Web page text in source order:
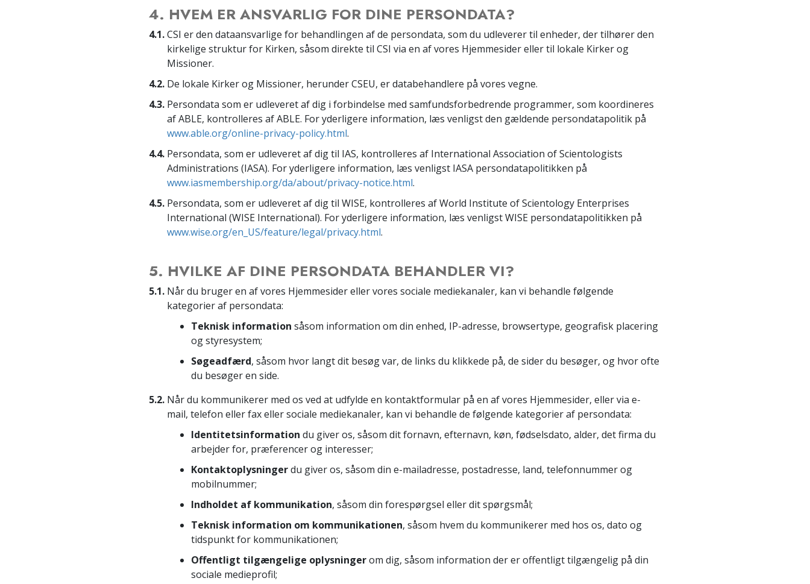
4. HVEM ER ANSVARLIG FOR DINE PERSONDATA?
4.1.CSI er den dataansvarlige for behandlingen af de persondata, som du udleverer til enheder, der tilhører den
kirkelige struktur for Kirken, såsom direkte til CSI via en af vores Hjemmesider eller til lokale Kirker og
Missioner.
4.2. De lokale Kirker og Missioner, herunder CSEU, er databehandlere på vores vegne.
4.3. Persondata som er udleveret af dig i forbindelse med samfundsforbedrende programmer, som koordineres
af ABLE, kontrolleres af ABLE. For yderligere information, læs venligst den gældende persondatapolitik på
www.able.org/online-privacy-policy.html.
4.4. Persondata, som er udleveret af dig til IAS, kontrolleres af International Association of Scientologists
Administrations (IASA). For yderligere information, læs venligst IASA persondatapolitikken på
www.iasmembership.org/da/about/privacy-notice.html.
4.5. Persondata, som er udleveret af dig til WISE, kontrolleres af World Institute of Scientology Enterprises
International (WISE International). For yderligere information, læs venligst WISE persondatapolitikken på
www.wise.org/en_US/feature/legal/privacy.html.
5. HVILKE AF DINE PERSONDATA BEHANDLER VI?
5.1. Når du bruger en af vores Hjemmesider eller vores sociale mediekanaler, kan vi behandle følgende
kategorier af persondata:
Teknisk information såsom information om din enhed, IP-adresse, browsertype, geografisk placering
og styresystem;
Søgeadfærd, såsom hvor langt dit besøg var, de links du klikkede på, de sider du besøger, og hvor ofte
du besøger en side.
5.2. Når du kommunikerer med os ved at udfylde en kontaktformular på en af vores Hjemmesider, eller via e-
mail, telefon eller fax eller sociale mediekanaler, kan vi behandle de følgende kategorier af persondata:
Identitetsinformation du giver os, såsom dit fornavn, efternavn, køn, fødselsdato, alder, det firma du
arbejder for, præferencer og interesser;
Kontaktoplysningerdu giver os, såsom din e-mailadresse, postadresse, land, telefonnummer og
mobilnummer;
Indholdet af kommunikation, såsom din forespørgsel eller dit spørgsmål;
Teknisk information om kommunikationen, såsom hvem du kommunikerer med hos os, dato og
tidspunkt for kommunikationen;
Offentligt tilgængelige oplysningerom dig, såsom information der er offentligt tilgængelig på din
sociale medieprofil;